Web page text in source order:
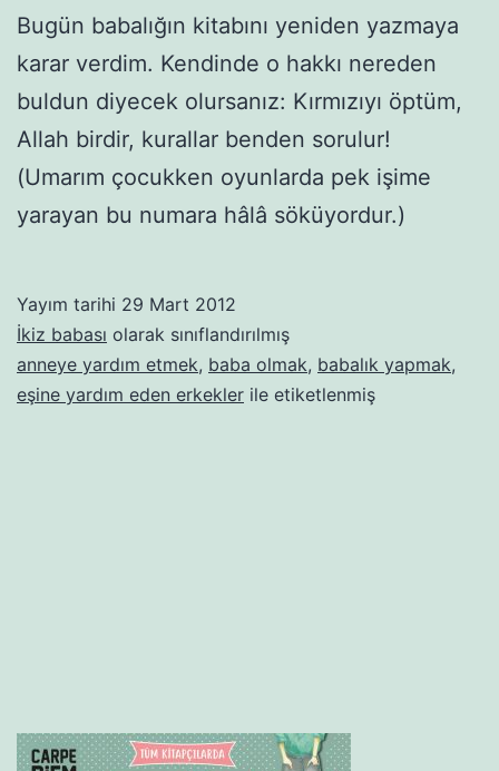
Bugün babalığın kitabını yeniden yazmaya
karar verdim. Kendinde o hakkı nereden
buldun diyecek olursanız: Kırmızıyı öptüm,
Allah birdir, kurallar benden sorulur!
(Umarım çocukken oyunlarda pek işime
yarayan bu numara hâlâ söküyordur.)
Yayım tarihi 29 Mart 2012
İkiz babası olarak sınıflandırılmış
anneye yardım etmek, baba olmak, babalık yapmak,
eşine yardım eden erkekler ile etiketlenmiş